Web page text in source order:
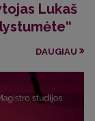
Lukaš
DAUGIAU